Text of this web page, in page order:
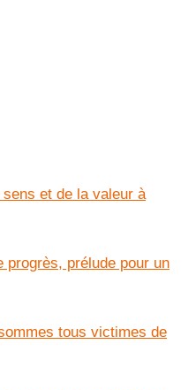
sens et de la valeur à
progrès, prélude pour un
tous victimes de